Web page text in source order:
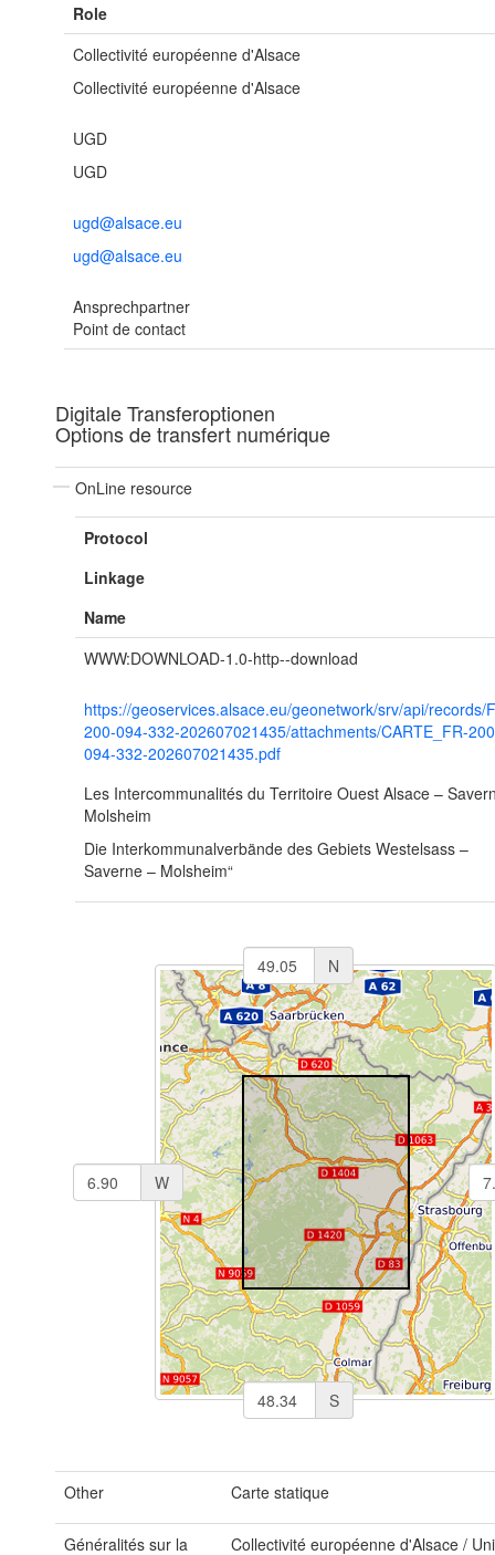
Role
Collectivité européenne d'Alsace
Collectivité européenne d'Alsace
UGD
UGD
ugd@alsace.eu
ugd@alsace.eu
Ansprechpartner
Point de contact
Digitale Transferoptionen
Options de transfert numérique
OnLine resource
Protocol
Linkage
Name
WWW:DOWNLOAD-1.0-http--download
https://geoservices.alsace.eu/geonetwork/srv/api/records/
200-094-332-202607021435/attachments/CARTE_FR-
094-332-202607021435.pdf
Les Intercommunalités du Territoire Ouest Alsace –
Molsheim
Die Interkommunalverbände des Gebiets Westelsass –
Saverne – Molsheim“
N
S
W
Other Carte statique
Généralités sur la Collectivité européenne d'Alsace /